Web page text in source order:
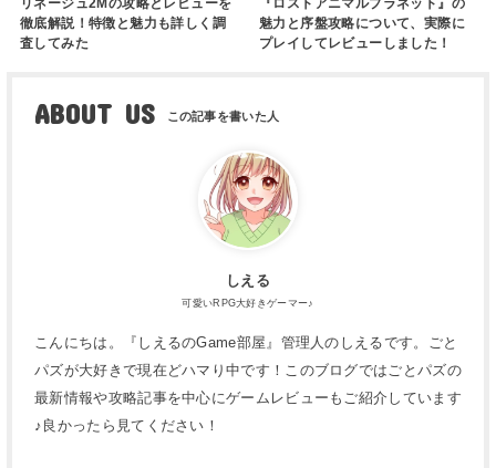
リネージュ2Mの攻略とレビューを
徹底解説！特徴と魅力も詳しく調
査してみた
『ロストアニマルプラネット』の
魅力と序盤攻略について、実際に
プレイしてレビューしました！
ABOUT US
しえる
可愛いRPG大好きゲーマー♪
こんにちは。『しえるのGame部屋』管理人のしえるです。ごと
パズが大好きで現在どハマり中です！このブログではごとパズの
最新情報や攻略記事を中心にゲームレビューもご紹介しています
♪良かったら見てください！